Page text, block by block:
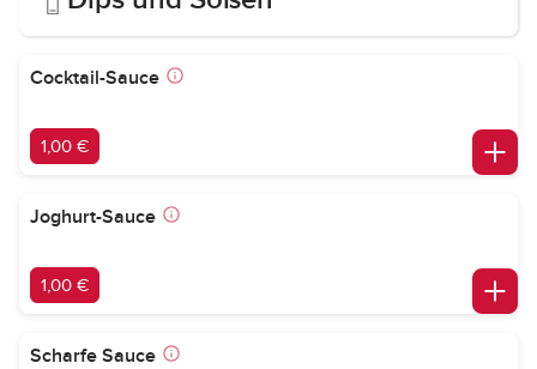
Cocktail-Sauce
1,00 €
Joghurt-Sauce
1,00 €
Scharfe Sauce